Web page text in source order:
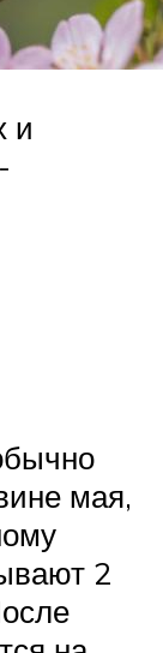
и
мая,
2